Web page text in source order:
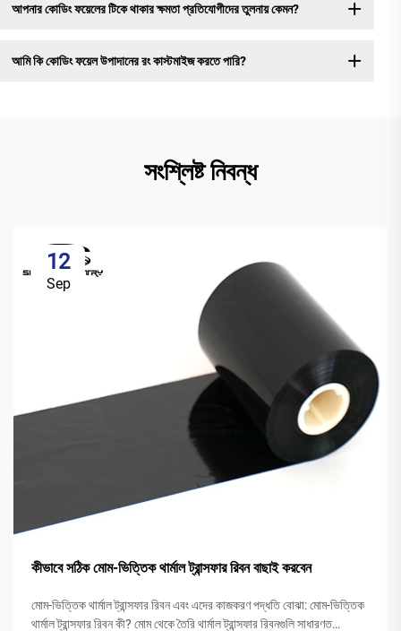
আপনার কোডিং ফয়েলের টিকে থাকার ক্ষমতা প্রতিযোগীদের তুলনায় কেমন?
আমি কি কোডিং ফয়েল উপাদানের রং কাস্টমাইজ করতে পারি?
সংশ্লিষ্ট নিবন্ধ
12
Sep
কীভাবে সঠিক মোম-ভিত্তিক থার্মাল ট্রান্সফার রিবন বাছাই করবেন
মোম-ভিত্তিক থার্মাল ট্রান্সফার রিবন এবং এদের কাজকরণ পদ্ধতি বোঝা: মোম-ভিত্তিক
থার্মাল ট্রান্সফার রিবন কী? মোম থেকে তৈরি থার্মাল ট্রান্সফার রিবনগুলি সাধারণত